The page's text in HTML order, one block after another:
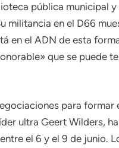
pública municipal
militancia en el D66
en el ADN de esta
que se puede
para
ultra Geert Wilders,
el 6 y el 9 de junio.